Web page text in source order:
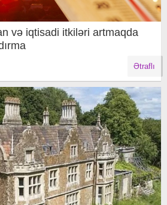
və iqtisadi itkiləri artmaqda
Ətraflı